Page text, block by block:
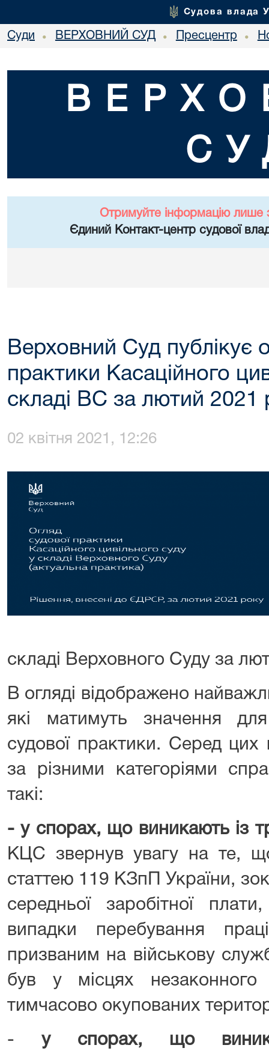
Судова влада
Суди • ВЕРХОВНИЙ СУД • Пресцентр •
Отримуйте інформацію лише
Єдиний Контакт-центр судової
Верховний Суд публікує
практики Касаційного
складі ВС за лютий 2021
02 квітня 2021, 12:26
складі Верховного Суду за
В огляді відображено
які матимуть значення
судової практики. Серед цих
за різними категоріями
такі:
- у спорах, що виникають із
КЦС звернув увагу на те, що
статтею 119 КЗпП України,
середньої заробітної
випадки перебування
призваним на військову
був у місцях незаконного
тимчасово окупованих
- у спорах, що